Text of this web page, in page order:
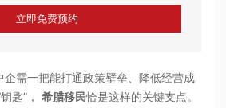
立即免费预约
企需一把能打通政策壁垒、降低经营成
匙”，希腊移民恰是这样的关键支点。